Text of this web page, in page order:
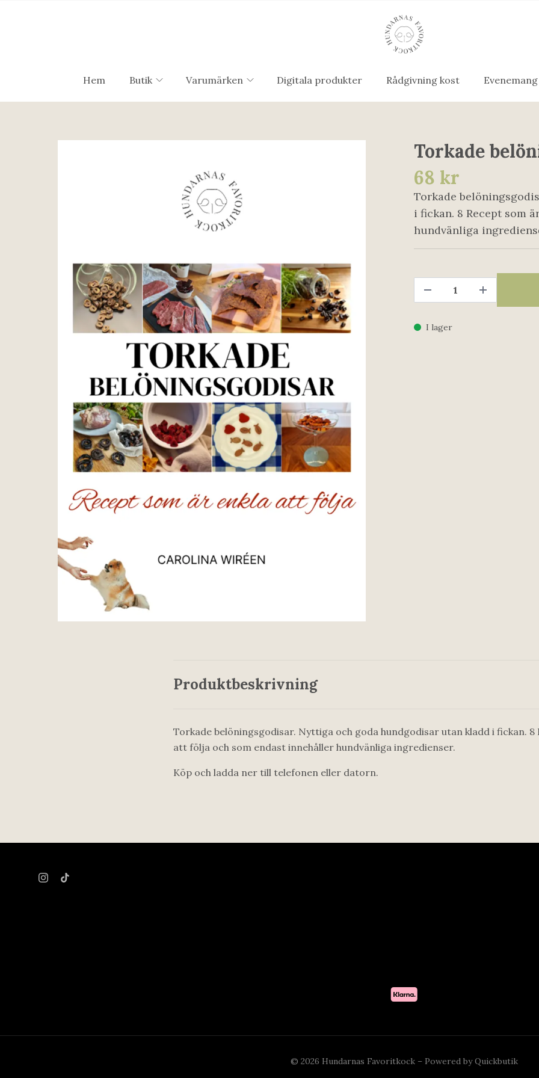
Hem Butik Varumärken Digitala produkter Rådgivning kost Evenemang
Torkade
68 kr
Torkade
i fickan. 8 Recept som
hundvänliga
I lager
Produktbeskrivning
Torkade belöningsgodisar. Nyttiga och goda hundgodisar utan kladd i fickan. 8
att följa och som endast innehåller hundvänliga ingredienser.
Köp och ladda ner till telefonen eller datorn.
© 2026 Hundarnas Favoritkock – Powered by Quickbutik